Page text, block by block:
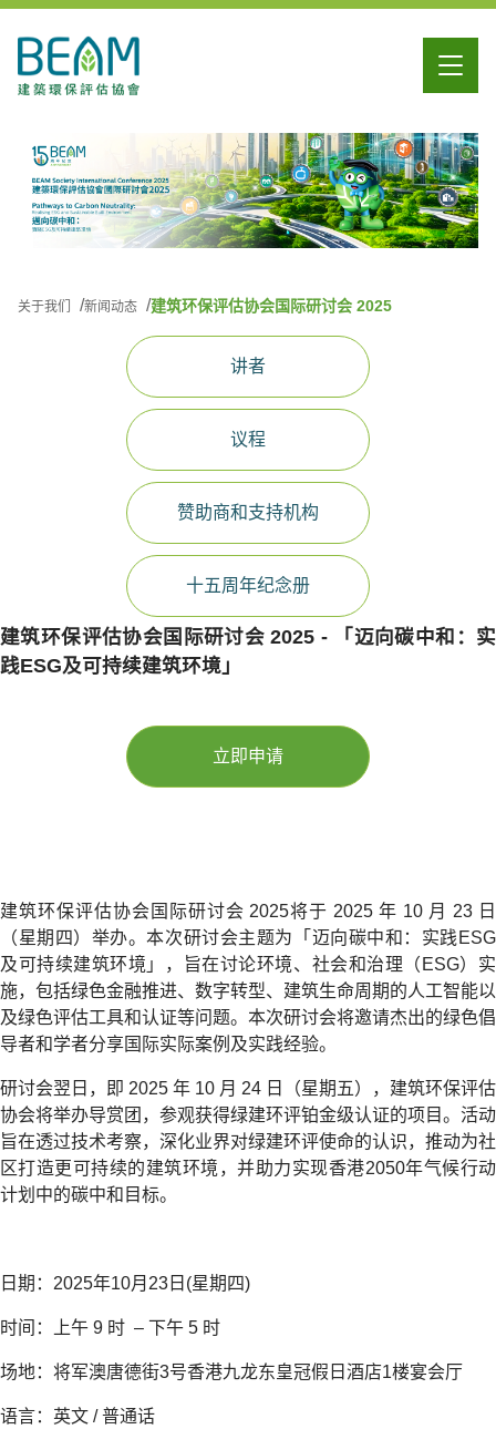
关于我们 新闻动态 建筑环保评估协会国际研讨会 2025
讲者
议程
赞助商和支持机构
十五周年纪念册
建筑环保评估协会国际研讨会 2025 - 「迈向碳中和：实
践ESG及可持续建筑环境」
立即申请
建筑环保评估协会国际研讨会 2025将于 2025 年 10 月 23 日
（星期四）举办。本次研讨会主题为「迈向碳中和：实践ESG
及可持续建筑环境」，旨在讨论环境、社会和治理（ESG）实
施，包括绿色金融推进、数字转型、建筑生命周期的人工智能以
及绿色评估工具和认证等问题。本次研讨会将邀请杰出的绿色倡
导者和学者分享国际实际案例及实践经验。
研讨会翌日，即 2025 年 10 月 24 日（星期五），建筑环保评估
协会将举办导赏团，参观获得绿建环评铂金级认证的项目。活动
旨在透过技术考察，深化业界对绿建环评使命的认识，推动为社
区打造更可持续的建筑环境，并助力实现香港2050年气候行动
计划中的碳中和目标。
日期：2025年10月23日(星期四)
时间：上午 9 时 – 下午 5 时
场地：将军澳唐德街3号香港九龙东皇冠假日酒店1楼宴会厅
语言：英文 / 普通话